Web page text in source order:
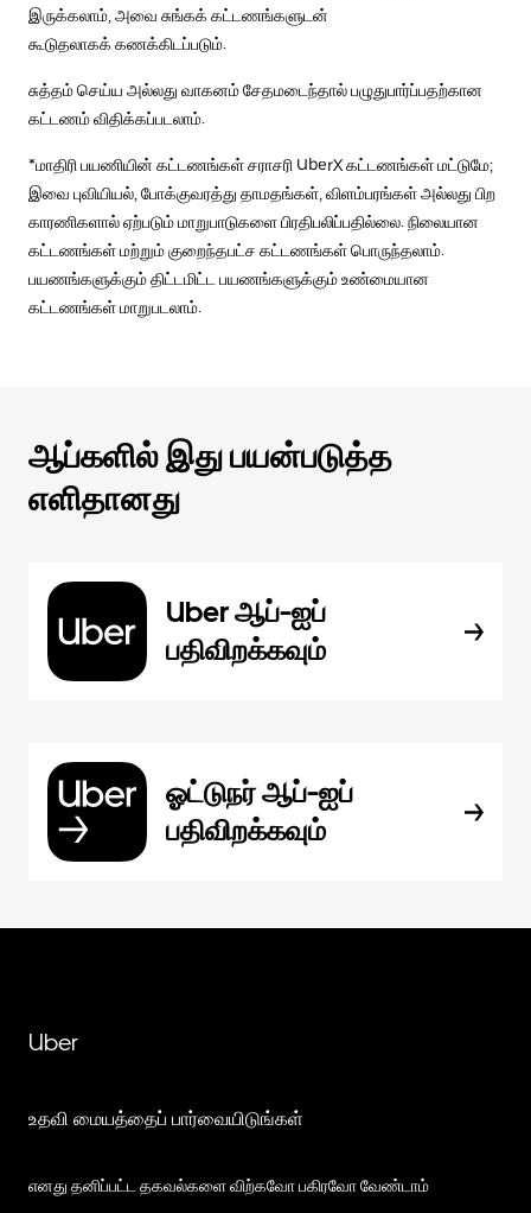
இருக்கலாம், அவை சுங்கக் கட்டணங்களுடன்
கூடுதலாகக் கணக்கிடப்படும்.
சுத்தம் செய்ய அல்லது வாகனம் சேதமடைந்தால் பழுதுபார்ப்பதற்கான
கட்டணம் விதிக்கப்படலாம்.
*மாதிரி பயணியின் கட்டணங்கள் சராசரி UberX கட்டணங்கள் மட்டுமே;
இவை புவியியல், போக்குவரத்து தாமதங்கள், விளம்பரங்கள் அல்லது பிற
காரணிகளால் ஏற்படும் மாறுபாடுகளை பிரதிபலிப்பதில்லை. நிலையான
கட்டணங்கள் மற்றும் குறைந்தபட்ச கட்டணங்கள் பொருந்தலாம்.
பயணங்களுக்கும் திட்டமிட்ட பயணங்களுக்கும் உண்மையான
கட்டணங்கள் மாறுபடலாம்.
ஆப்களில் இது பயன்படுத்த
எளிதானது
Uber ஆப்-ஐப்
பதிவிறக்கவும்
ஓட்டுநர் ஆப்-ஐப்
பதிவிறக்கவும்
Uber
உதவி மையத்தைப் பார்வையிடுங்கள்
எனது தனிப்பட்ட தகவல்களை விற்கவோ பகிரவோ வேண்டாம்